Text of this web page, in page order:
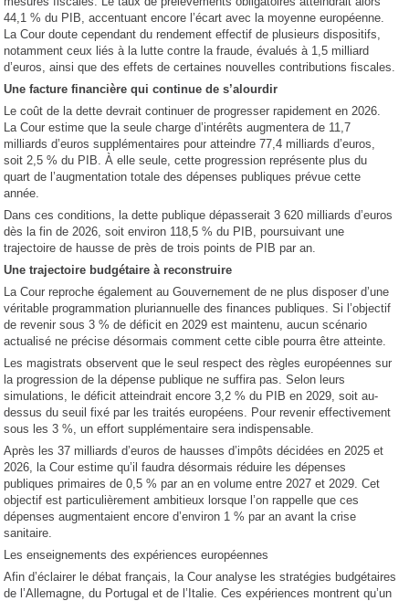
44,1 % du PIB, accentuant encore l’écart avec la moyenne européenne.
La Cour doute cependant du rendement effectif de plusieurs dispositifs,
notamment ceux liés à la lutte contre la fraude, évalués à 1,5 milliard
d’euros, ainsi que des effets de certaines nouvelles contributions fiscales.
Une facture financière qui continue de s’alourdir
Le coût de la dette devrait continuer de progresser rapidement en 2026.
La Cour estime que la seule charge d’intérêts augmentera de 11,7
milliards d’euros supplémentaires pour atteindre 77,4 milliards d’euros,
soit 2,5 % du PIB. À elle seule, cette progression représente plus du
quart de l’augmentation totale des dépenses publiques prévue cette
année.
Dans ces conditions, la dette publique dépasserait 3 620 milliards d’euros
dès la fin de 2026, soit environ 118,5 % du PIB, poursuivant une
trajectoire de hausse de près de trois points de PIB par an.
Une trajectoire budgétaire à reconstruire
La Cour reproche également au Gouvernement de ne plus disposer d’une
véritable programmation pluriannuelle des finances publiques. Si l’objectif
de revenir sous 3 % de déficit en 2029 est maintenu, aucun scénario
actualisé ne précise désormais comment cette cible pourra être atteinte.
Les magistrats observent que le seul respect des règles européennes sur
la progression de la dépense publique ne suffira pas. Selon leurs
simulations, le déficit atteindrait encore 3,2 % du PIB en 2029, soit au-
dessus du seuil fixé par les traités européens. Pour revenir effectivement
sous les 3 %, un effort supplémentaire sera indispensable.
Après les 37 milliards d’euros de hausses d’impôts décidées en 2025 et
2026, la Cour estime qu’il faudra désormais réduire les dépenses
publiques primaires de 0,5 % par an en volume entre 2027 et 2029. Cet
objectif est particulièrement ambitieux lorsque l’on rappelle que ces
dépenses augmentaient encore d’environ 1 % par an avant la crise
sanitaire.
Les enseignements des expériences européennes
Afin d’éclairer le débat français, la Cour analyse les stratégies budgétaires
de l’Allemagne, du Portugal et de l’Italie. Ces expériences montrent qu’un